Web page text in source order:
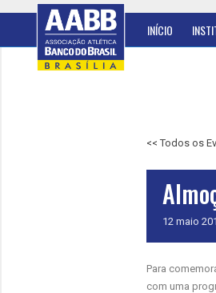
INÍCIO
<< Todos os
12 maio
Para
com uma